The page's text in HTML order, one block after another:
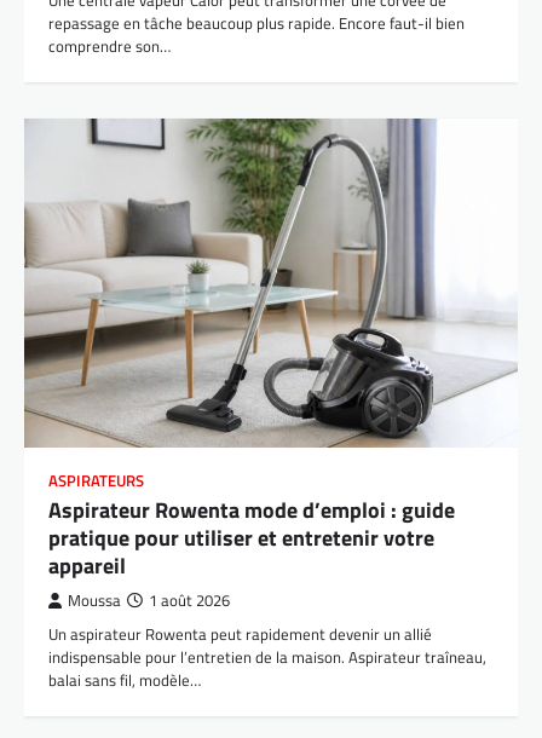
repassage en tâche beaucoup plus rapide. Encore faut-il bien
comprendre son…
ASPIRATEURS
Aspirateur Rowenta mode d’emploi : guide
pratique pour utiliser et entretenir votre
appareil
Moussa 1 août 2026
Un aspirateur Rowenta peut rapidement devenir un allié
indispensable pour l’entretien de la maison. Aspirateur traîneau,
balai sans fil, modèle…